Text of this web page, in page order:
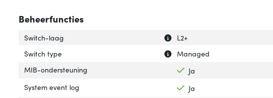
Beheerfuncties
Uitleg over 'Switch-laag'
Verberg uitleg over 'Switch-laag'
Switch-laag
L2+
Uitleg over 'Switch type'
Verberg uitleg over 'Switch type'
Switch type
Managed
MIB-ondersteuning
Ja
System event log
Ja